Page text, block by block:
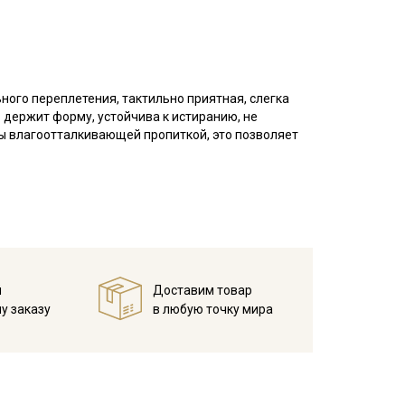
переплетения, тактильно приятная, слегка
форму, устойчива к истиранию, не
пропиткой, это позволяет
скатертей, декоративных подушек, для
месте, не пересушивать;
заказу
Доставим товар
в любую точку мира